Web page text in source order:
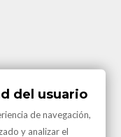
del usuario
de navegación,
y analizar el